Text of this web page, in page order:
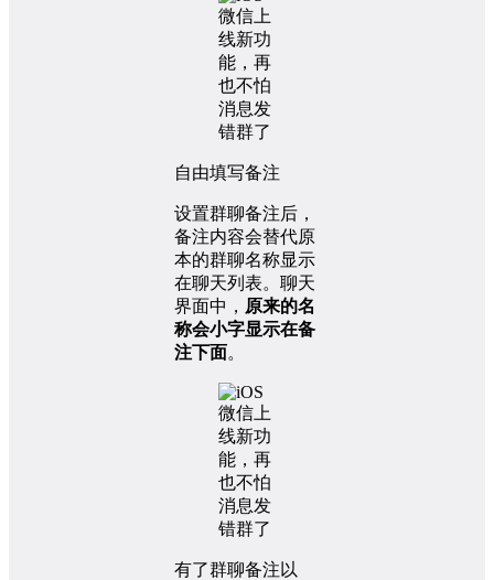
自由填写备注
设置群聊备注后，
备注内容会替代原
本的群聊名称显示
在聊天列表。聊天
界面中， 原来的名
称会小字显示在备
注下面。
有了群聊备注以